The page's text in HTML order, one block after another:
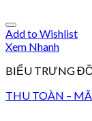
Add to Wishlist
Xem Nhanh
BIỂU TRƯNG
THU TOÀN –